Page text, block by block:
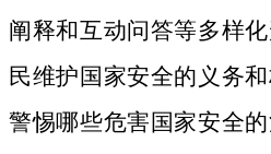
阐释和互动问答等多样
民维护国家安全的义务
警惕哪些危害国家安全